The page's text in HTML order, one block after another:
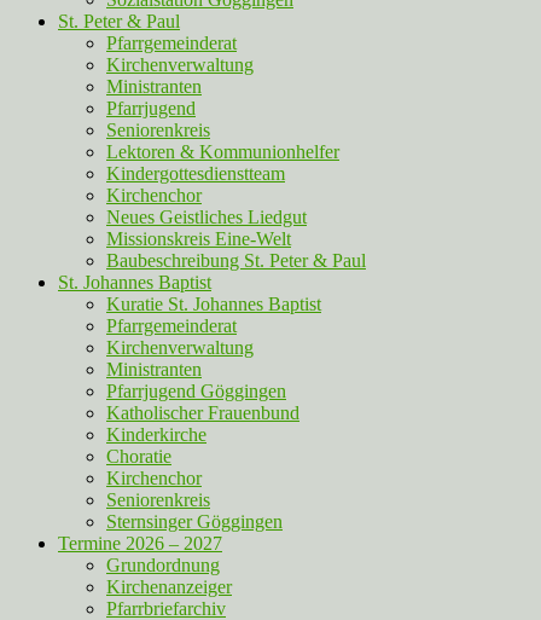
St. Peter & Paul
Pfarrgemeinderat
Kirchenverwaltung
Ministranten
Pfarrjugend
Seniorenkreis
Lektoren & Kommunionhelfer
Kindergottesdienstteam
Kirchenchor
Neues Geistliches Liedgut
Missionskreis Eine-Welt
Baubeschreibung St. Peter & Paul
St. Johannes Baptist
Kuratie St. Johannes Baptist
Pfarrgemeinderat
Kirchenverwaltung
Ministranten
Pfarrjugend Göggingen
Katholischer Frauenbund
Kinderkirche
Choratie
Kirchenchor
Seniorenkreis
Sternsinger Göggingen
Termine 2026 – 2027
Grundordnung
Kirchenanzeiger
Pfarrbriefarchiv